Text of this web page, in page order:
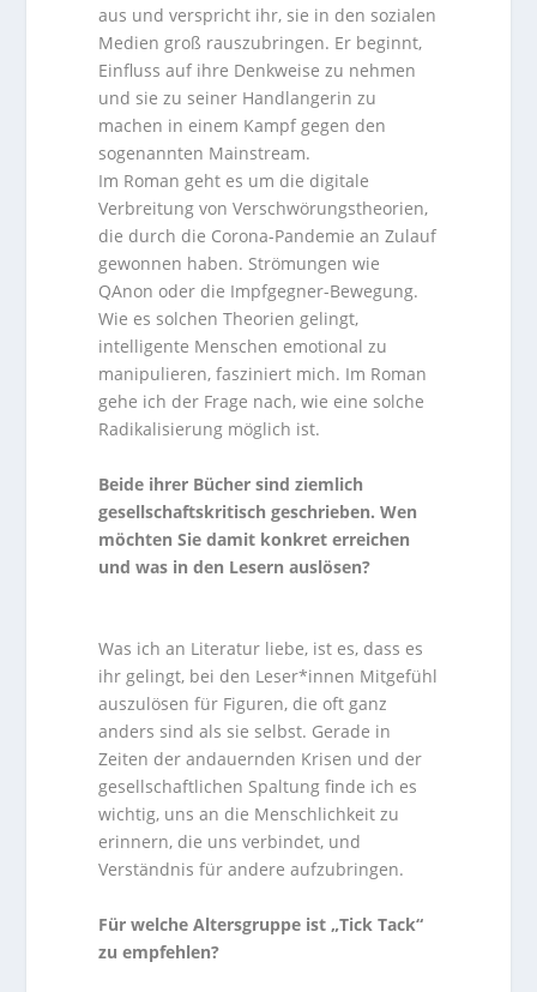
aus und verspricht ihr, sie in den sozialen
Medien groß rauszubringen. Er beginnt,
Einfluss auf ihre Denkweise zu nehmen
und sie zu seiner Handlangerin zu
machen in einem Kampf gegen den
sogenannten Mainstream.
Im Roman geht es um die digitale
Verbreitung von Verschwörungstheorien,
die durch die Corona-Pandemie an Zulauf
gewonnen haben. Strömungen wie
QAnon oder die Impfgegner-Bewegung.
Wie es solchen Theorien gelingt,
intelligente Menschen emotional zu
manipulieren, fasziniert mich. Im Roman
gehe ich der Frage nach, wie eine solche
Radikalisierung möglich ist.
Beide ihrer Bücher sind ziemlich
gesellschaftskritisch geschrieben. Wen
möchten Sie damit konkret erreichen
und was in den Lesern auslösen?
Was ich an Literatur liebe, ist es, dass es
ihr gelingt, bei den Leser*innen Mitgefühl
auszulösen für Figuren, die oft ganz
anders sind als sie selbst. Gerade in
Zeiten der andauernden Krisen und der
gesellschaftlichen Spaltung finde ich es
wichtig, uns an die Menschlichkeit zu
erinnern, die uns verbindet, und
Verständnis für andere aufzubringen.
Für welche Altersgruppe ist „Tick Tack“
zu empfehlen?